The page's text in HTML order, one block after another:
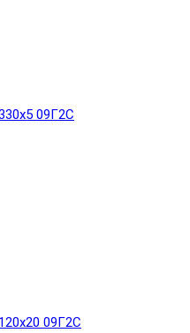
09Г2С
09Г2С